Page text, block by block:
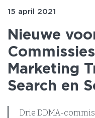
15 april 2021
Nieuwe
Marketing
Search en
Drie DDMA-